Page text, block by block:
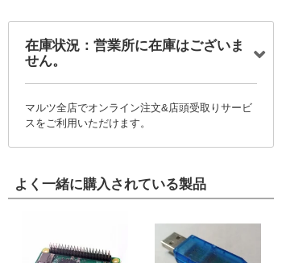
在庫状況：営業所に在庫はございま
せん。
マルツ全店でオンライン注文&店頭受取りサービ
スをご利用いただけます。
よく一緒に購入されている製品